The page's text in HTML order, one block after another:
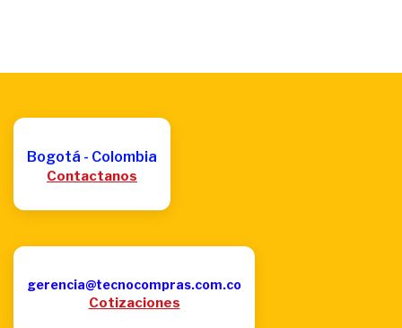
Bogotá - Colombia
Contactanos
gerencia@tecnocompras.com.co
Cotizaciones